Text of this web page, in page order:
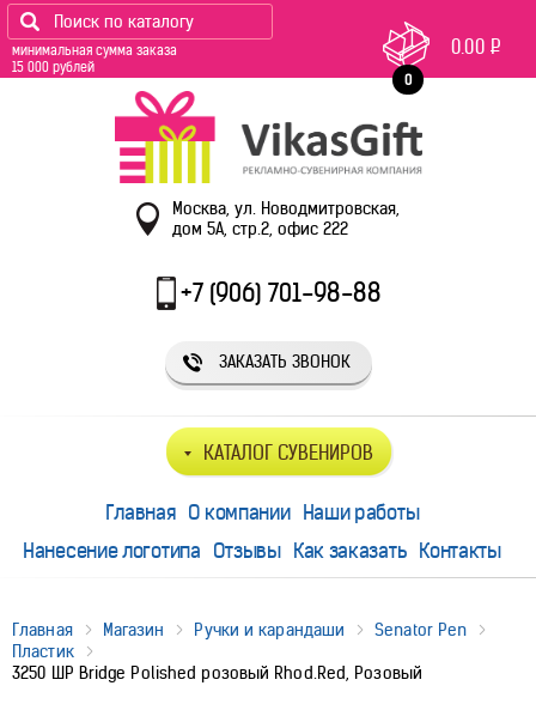
минимальная сумма заказа
15 000 рублей
0
0.00 Р
Москва, ул. Новодмитровская,
дом 5А, стр.2, офис 222
+7 (906) 701-98-88
ЗАКАЗАТЬ ЗВОНОК
КАТАЛОГ СУВЕНИРОВ
Главная О компании Наши работы
Нанесение логотипа Отзывы Как заказать Контакты
Главная Магазин Ручки и карандаши
Senator Pen
Пластик
3250 ШР Bridge Polished розовый Rhod.Red, Розовый